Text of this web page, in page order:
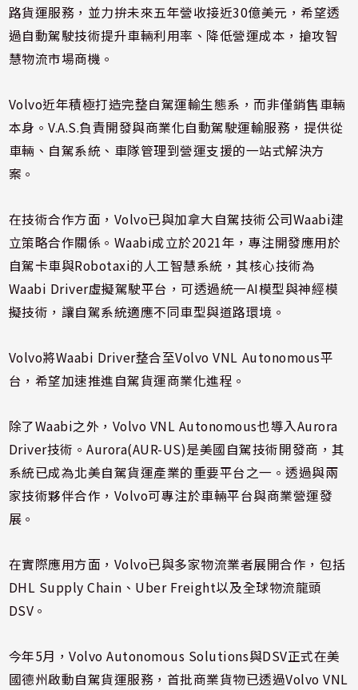
路貨運服務，並力拚未來五年營收接近30億美元，希望透
過自動駕駛技術提升車輛利用率、降低營運成本，搶攻智
慧物流市場商機。
Volvo近年積極打造完整自駕運輸生態系，而非僅銷售車輛
本身。V.A.S.負責開發與商業化自動駕駛運輸服務，提供從
車輛、自駕系統、車隊管理到營運支援的一站式解決方
案。
在技術合作方面，Volvo已與加拿大自駕技術公司Waabi建
立策略合作關係。Waabi成立於2021年，專注開發應用於
自駕卡車與Robotaxi的人工智慧系統，其核心技術為
Waabi Driver虛擬駕駛平台，可透過統一AI模型與神經模
擬技術，讓自駕系統適應不同車型與道路環境。
Volvo將Waabi Driver整合至Volvo VNL Autonomous平
台，希望加速推進自駕貨運商業化進程。
除了Waabi之外，Volvo VNL Autonomous也導入Aurora
Driver技術。Aurora(AUR-US)是美國自駕技術開發商，其
系統已成為北美自駕貨運產業的重要平台之一。透過與兩
家技術夥伴合作，Volvo可專注於車輛平台與商業營運發
展。
在實際應用方面，Volvo已與多家物流業者展開合作，包括
DHL Supply Chain、Uber Freight以及全球物流龍頭
DSV。
今年5月，Volvo Autonomous Solutions與DSV正式在美
國德州啟動自駕貨運服務，首批商業貨物已透過Volvo VNL